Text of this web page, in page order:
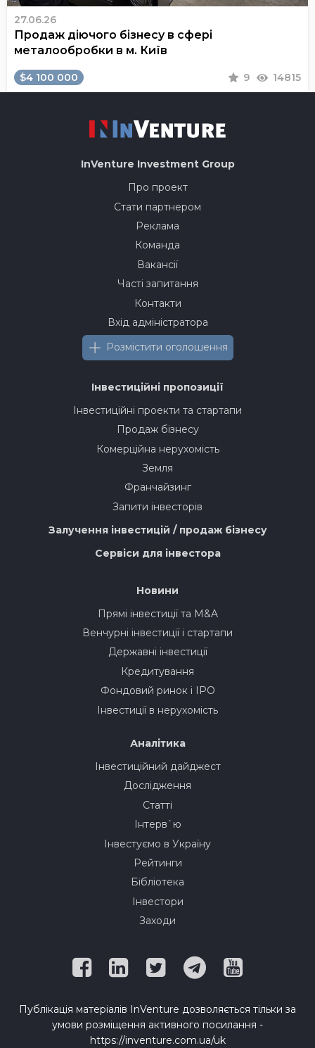
27.06.26
Продаж діючого бізнесу в сфері
металообробки в м. Київ
$4 100 000 9 14815
InVenture Investment Group
Про проект
Стати партнером
Реклама
Команда
Вакансії
Часті запитання
Контакти
Вхід адміністратора
Розмістити оголошення
Інвестиційні пропозиції
Інвестиційні проекти та стартапи
Продаж бізнесу
Комерційна нерухомість
Земля
Франчайзинг
Запити інвесторів
Залучення інвестицій / продаж бізнесу
Сервіси для інвестора
Новини
Прямі інвестиції та M&A
Венчурні інвестиції і стартапи
Державні інвестиції
Кредитування
Фондовий ринок і IPO
Інвестиції в нерухомість
Аналітика
Інвестиційний дайджест
Дослідження
Статті
Інтерв`ю
Інвестуємо в Україну
Рейтинги
Бібліотека
Інвестори
Заходи
Публікація матеріалів InVenture дозволяється тільки за
умови розміщення активного посилання -
https://inventure.com.ua/uk